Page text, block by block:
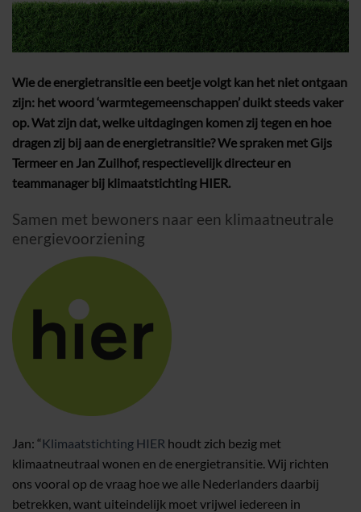
Wie de energietransitie een beetje volgt kan het niet ontgaan
zijn: het woord ‘warmtegemeenschappen’ duikt steeds vaker
op. Wat zijn dat, welke uitdagingen komen zij tegen en hoe
dragen zij bij aan de energietransitie? We spraken met Gijs
Termeer en Jan Zuilhof, respectievelijk directeur en
teammanager bij klimaatstichting HIER.
Samen met bewoners naar een klimaatneutrale
energievoorziening
Jan: “Klimaatstichting HIER houdt zich bezig met
klimaatneutraal wonen en de energietransitie. Wij richten
ons vooral op de vraag hoe we alle Nederlanders daarbij
betrekken, want uiteindelijk moet vrijwel iedereen in